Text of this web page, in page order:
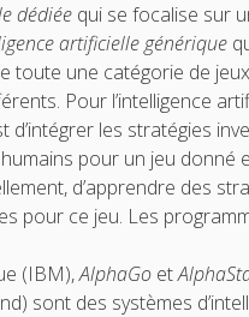
dédiée qui se focalise sur
artificielle générique
toute une catégorie de
Pour l’intelligence
d’intégrer les stratégies
pour un jeu donné
d’apprendre des
pour ce jeu. Les
(IBM),AlphaGo et
sont des systèmes